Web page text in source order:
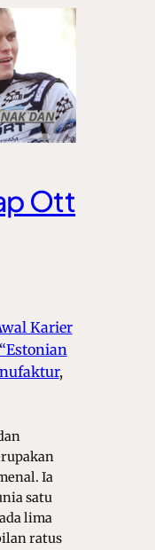
Ott
Karier
,
Ia
satu
lima
ratus